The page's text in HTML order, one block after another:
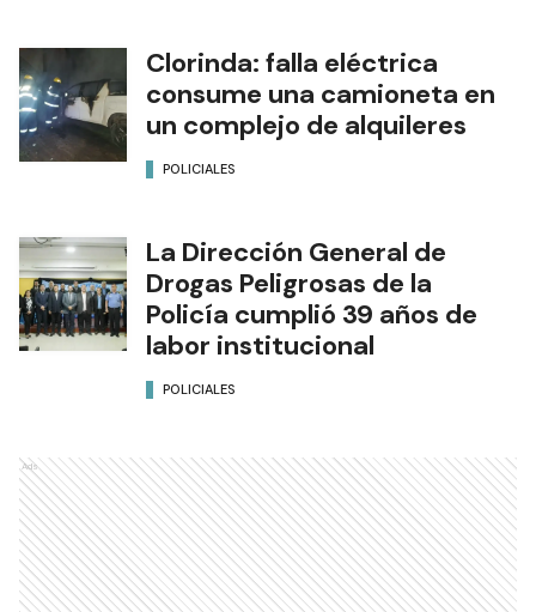
Clorinda: falla eléctrica
consume una camioneta en
un complejo de alquileres
POLICIALES
La Dirección General de
Drogas Peligrosas de la
Policía cumplió 39 años de
labor institucional
POLICIALES
Ads